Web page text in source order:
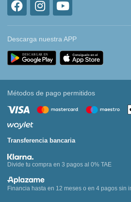
Descarga nuestra APP
Métodos de pago permitidos
Transferencia bancaria
Divide tu compra en 3 pagos al 0% TAE
Financia hasta en 12 meses o en 4 pagos sin